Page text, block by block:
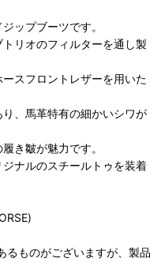
ップブーツです。
リオのフィルターを通し製
スフロントレザーを用いた
、馬革特有の細かいシワが
き皺が魅力です。
ナルのスチールトゥを装着
るものがございますが、製品